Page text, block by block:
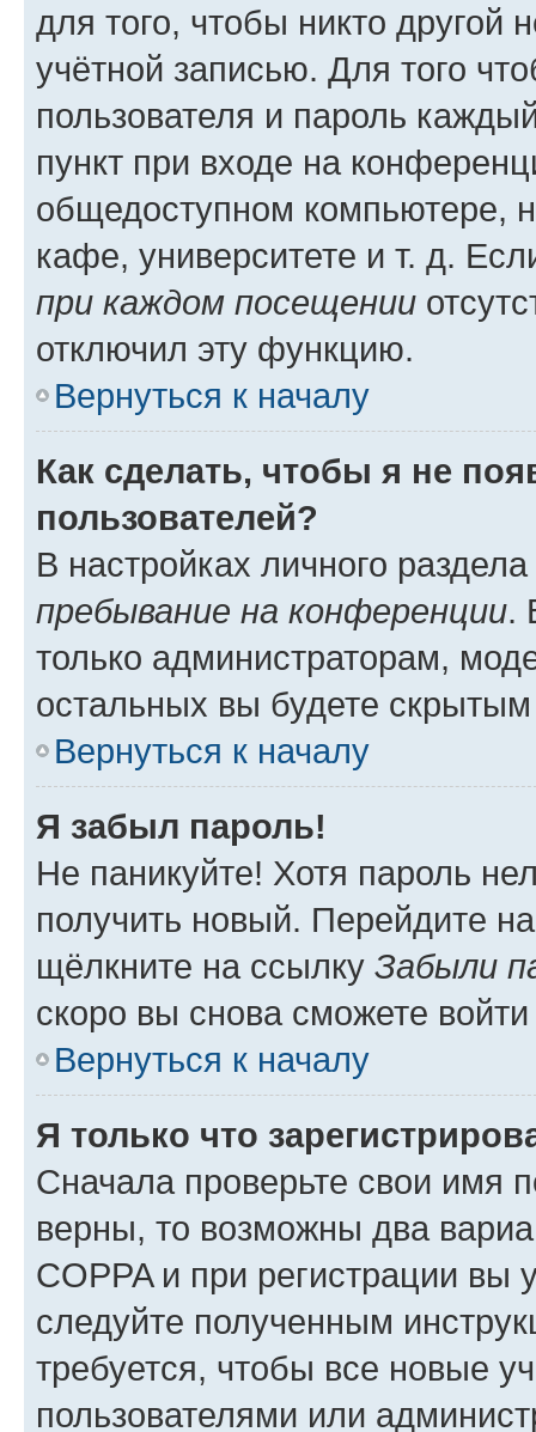
для того, чтобы никто другой
учётной записью. Для того
пользователя и пароль
пункт при входе на
общедоступном компьютере,
кафе, университете и т. д.
при каждом посещении
отключил эту функцию.
Вернуться к началу
Как сделать, чтобы я не
пользователей?
В настройках личного
пребывание на конференции.
только администраторам,
остальных вы будете
Вернуться к началу
Я забыл пароль!
Не паникуйте! Хотя пароль
получить новый. Перейдите
щёлкните на ссылку Забыли
скоро вы снова сможете
Вернуться к началу
Я только что
Сначала проверьте свои имя
верны, то возможны два
COPPA и при регистрации вы
следуйте полученным
требуется, чтобы все новые
пользователями или